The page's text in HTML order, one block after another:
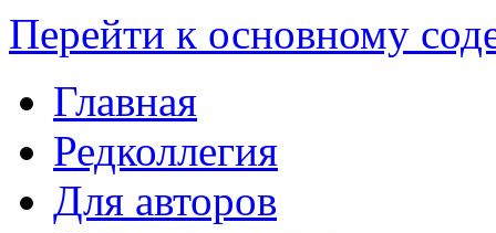
Перейти к основному
Главная
Редколлегия
Для авторов